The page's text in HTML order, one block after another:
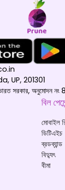
UP, 201301
ভারত সরকার,
বিল
মোবাইল
ডিটিএইচ
ব্রডব্যান্ড
বিদ্যুৎ
বীমা